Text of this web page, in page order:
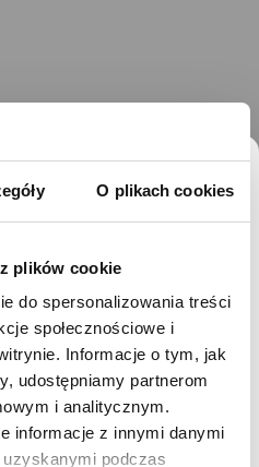
O plikach cookies
plików cookie
do spersonalizowania treści
społecznościowe i
Informacje o tym, jak
udostępniamy partnerom
i analitycznym.
informacje z innymi danymi
podczas
Zibi
w celach analitycznych,
w tym aby analizować
jej działanie oraz
preferencje.